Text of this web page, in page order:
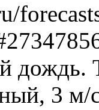
дождь.
3